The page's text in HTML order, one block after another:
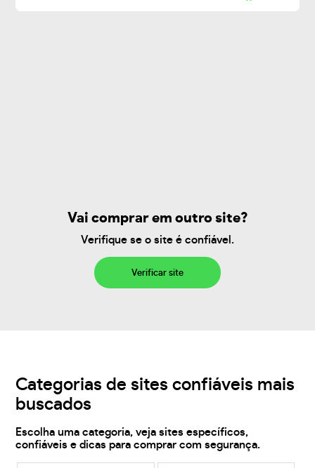
Vai comprar em outro site?
Verifique se o site é confiável.
Verificar site
Categorias de sites confiáveis mais
buscados
Escolha uma categoria, veja sites específicos,
confiáveis e dicas para comprar com segurança.